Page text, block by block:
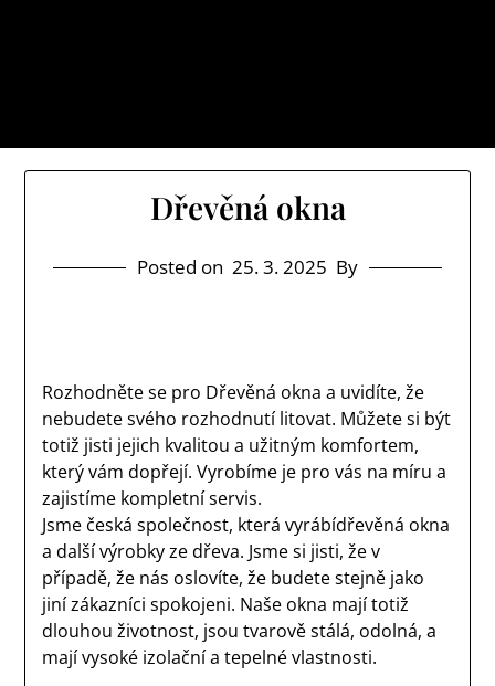
Dřevěná okna
Posted on 25. 3. 2025 By
Rozhodněte se pro Dřevěná okna a uvidíte, že
nebudete svého rozhodnutí litovat. Můžete si být
totiž jisti jejich kvalitou a užitným komfortem,
který vám dopřejí. Vyrobíme je pro vás na míru a
zajistíme kompletní servis.
Jsme česká společnost, která vyrábídřevěná okna
a další výrobky ze dřeva. Jsme si jisti, že v
případě, že nás oslovíte, že budete stejně jako
jiní zákazníci spokojeni. Naše okna mají totiž
dlouhou životnost, jsou tvarově stálá, odolná, a
mají vysoké izolační a tepelné vlastnosti.